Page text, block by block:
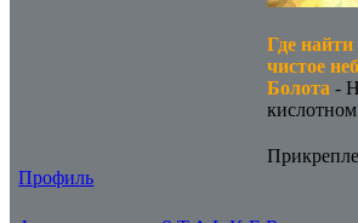
Где
чистое
Болота -
Профиль